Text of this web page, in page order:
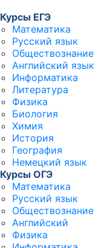
Курсы ЕГЭ
Математика
Русский язык
Обществознание
Английский язык
Информатика
Литература
Физика
Биология
Химия
История
География
Немецкий язык
Курсы ОГЭ
Математика
Русский язык
Обществознание
Английский
Физика